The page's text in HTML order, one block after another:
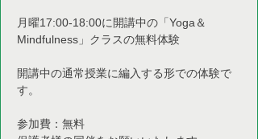
月曜17:00-18:00に開講中の「Yoga＆
Mindfulness」クラスの無料体験
開講中の通常授業に編入する形での体験で
す。
参加費：無料